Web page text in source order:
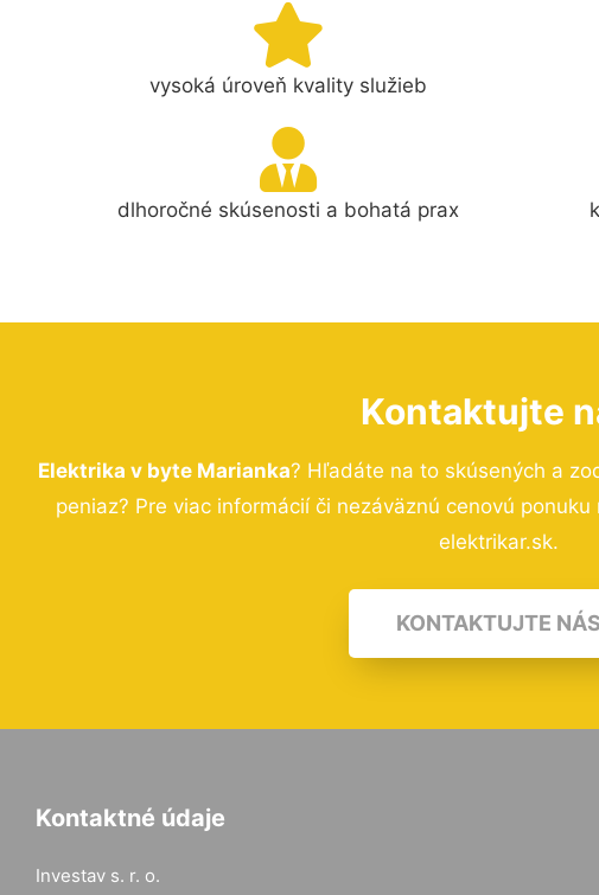
vysoká úroveň kvality služieb
dlhoročné skúsenosti a bohatá prax
Kontaktujte
Elektrika v byte Marianka? Hľadáte na to skúsených a
peniaz? Pre viac informácií či nezáväznú cenovú
elektrikar.sk.
KONTAKTUJTE NÁS
Kontaktné údaje
Investav s. r. o.